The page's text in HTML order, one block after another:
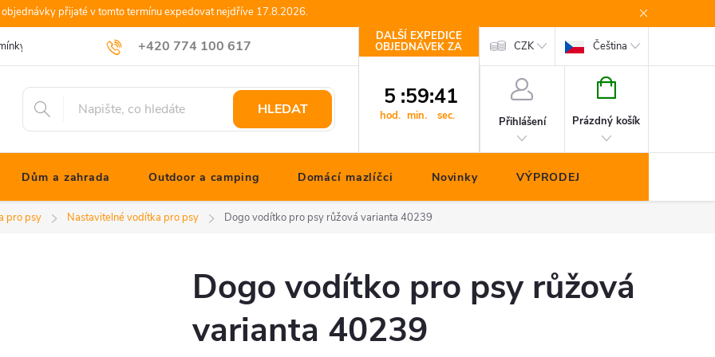
přijaté v tomto termínu expedovat nejdříve 17.8.2026.
+420 774 100 617
info@jonathanshop.cz
Podmínky ochrany osobních údajů Blog JONATHANshop.cz Kontakty CZK Čeština
HLEDAT
DALŠÍ EXPEDICE
OBJEDNÁVEK ZA
5
hod.
:59
min.
:40
sec. Přihlášení
NÁKUPNÍ
Prázdný košík
Dům a zahrada Outdoor a camping Domácí mazlíčci Novinky VÝPRODEJ
pro psy Nastavitelné vodítka pro psy Dogo vodítko pro psy růžová varianta 40239
Dogo vodítko pro psy růžová
varianta 40239